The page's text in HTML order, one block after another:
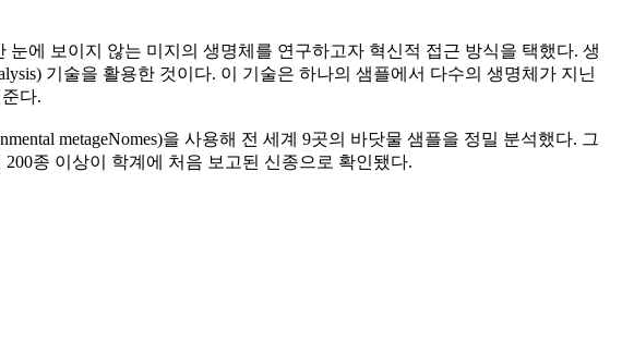
에 보이지 않는 미지의 생명체를 연구하고자 혁신적 접근 방식을 택했다. 생
기술을 활용한 것이다. 이 기술은 하나의 샘플에서 다수의 생명체가 지닌
다.
metageNomes)을 사용해 전 세계 9곳의 바닷물 샘플을 정밀 분석했다. 그
종 이상이 학계에 처음 보고된 신종으로 확인됐다.